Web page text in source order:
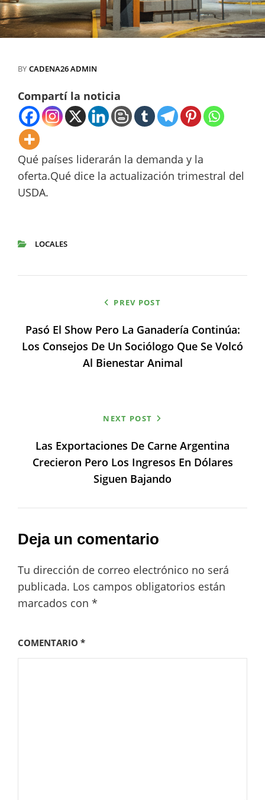
BY CADENA26 ADMIN
Compartí la noticia
Qué países liderarán la demanda y la
oferta.Qué dice la actualización trimestral del
USDA.
LOCALES
entradas
PREV POST
Pasó El Show Pero La Ganadería Continúa:
Los Consejos De Un Sociólogo Que Se Volcó
Al Bienestar Animal
NEXT POST
Las Exportaciones De Carne Argentina
Crecieron Pero Los Ingresos En Dólares
Siguen Bajando
Deja un comentario
Tu dirección de correo electrónico no será
publicada. Los campos obligatorios están
marcados con *
COMENTARIO *